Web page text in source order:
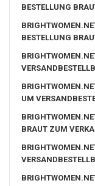
BESTELLUNG
BESTELLUNG
UM
BRAUT ZUM